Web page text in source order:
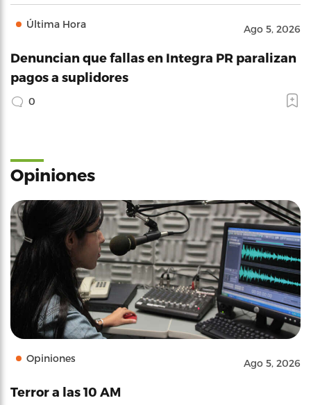
Última Hora Ago 5, 2026
Denuncian que fallas en Integra PR paralizan
pagos a suplidores
0
Opiniones
Opiniones Ago 5, 2026
Terror a las 10 AM